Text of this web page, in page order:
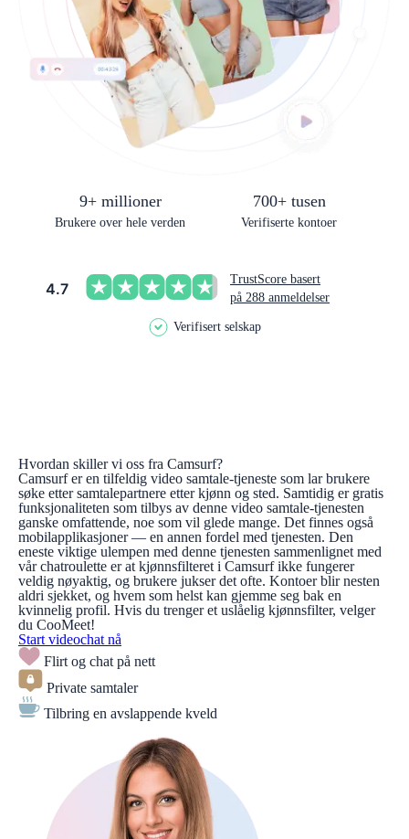
9+ millioner
Brukere over hele verden
700+ tusen
Verifiserte kontoer
4.7
TrustScore basert
på 288 anmeldelser
Verifisert selskap
Hvordan skiller vi oss fra Camsurf?
Camsurf er en tilfeldig video samtale-tjeneste som lar brukere
søke etter samtalepartnere etter kjønn og sted. Samtidig er gratis
funksjonaliteten som tilbys av denne video samtale-tjenesten
ganske omfattende, noe som vil glede mange. Det finnes også
mobilapplikasjoner — en annen fordel med tjenesten. Den
eneste viktige ulempen med denne tjenesten sammenlignet med
vår chatroulette er at kjønnsfilteret i Camsurf ikke fungerer
veldig nøyaktig, og brukere jukser det ofte. Kontoer blir nesten
aldri sjekket, og hvem som helst kan gjemme seg bak en
kvinnelig profil. Hvis du trenger et uslåelig kjønnsfilter, velger
du CooMeet!
Start videochat nå
Flirt og chat på nett
Private samtaler
Tilbring en avslappende kveld